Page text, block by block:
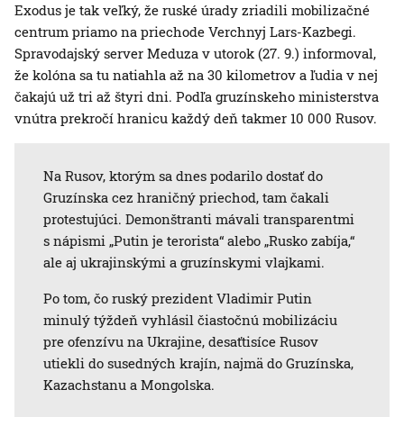
Exodus je tak veľký, že ruské úrady zriadili mobilizačné
centrum priamo na priechode Verchnyj Lars-Kazbegi.
Spravodajský server Meduza v utorok (27. 9.) informoval,
že kolóna sa tu natiahla až na 30 kilometrov a ľudia v nej
čakajú už tri až štyri dni. Podľa gruzínskeho ministerstva
vnútra prekročí hranicu každý deň takmer 10 000 Rusov.
Na Rusov, ktorým sa dnes podarilo dostať do
Gruzínska cez hraničný priechod, tam čakali
protestujúci. Demonštranti mávali transparentmi
s nápismi „Putin je terorista“ alebo „Rusko zabíja,“
ale aj ukrajinskými a gruzínskymi vlajkami.
Po tom, čo ruský prezident Vladimir Putin
minulý týždeň vyhlásil čiastočnú mobilizáciu
pre ofenzívu na Ukrajine, desaťtisíce Rusov
utiekli do susedných krajín, najmä do Gruzínska,
Kazachstanu a Mongolska.